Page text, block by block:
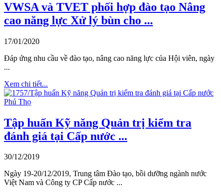
VWSA và TVET phối hợp đào tạo Nâng
cao năng lực Xử lý bùn cho ...
17/01/2020
Đáp ứng nhu cầu về đào tạo, nâng cao năng lực của Hội viên, ngày
...
Xem chi tiết...
Tập huấn Kỹ năng Quản trị kiểm tra
đánh giá tại Cấp nước ...
30/12/2019
Ngày 19-20/12/2019, Trung tâm Đào tạo, bồi dưỡng ngành nước
Việt Nam và Công ty CP Cấp nước ...